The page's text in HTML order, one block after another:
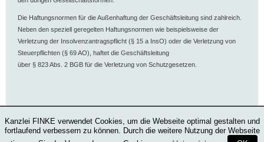
Die Haftungsnormen für die Außenhaftung der Geschäftsleitung sind zahlreich.
Neben den speziell geregelten Haftungsnormen wie beispielsweise der
Verletzung der Insolvenzantragspflicht (§ 15 a InsO) oder die Verletzung von
Steuerpflichten (§ 69 AO), haftet die Geschäftsleitung
über § 823 Abs. 2 BGB für die Verletzung von Schutzgesetzen.
Kanzlei FINKE verwendet Cookies, um die Webseite optimal gestalten und
fortlaufend verbessern zu können. Durch die weitere Nutzung der Webseite